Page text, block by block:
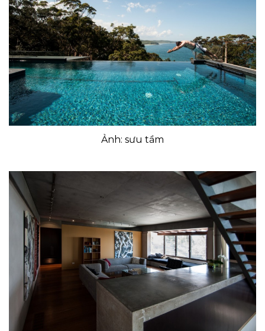
Ảnh: sưu tầm